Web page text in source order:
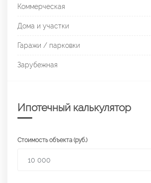
Коммерческая
Дома и участки
Гаражи / парковки
Зарубежная
Ипотечный калькулятор
Стоимость объекта (руб.)